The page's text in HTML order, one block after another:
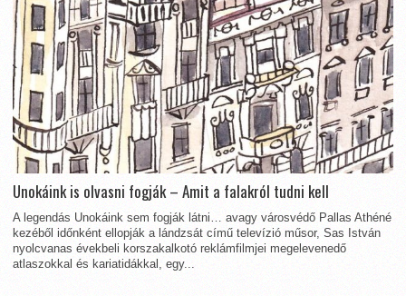
Unokáink is olvasni fogják – Amit a falakról tudni kell
A legendás Unokáink sem fogják látni… avagy városvédő Pallas Athéné
kezéből időnként ellopják a lándzsát című televízió műsor, Sas István
nyolcvanas évekbeli korszakalkotó reklámfilmjei megelevenedő
atlaszokkal és kariatidákkal, egy...